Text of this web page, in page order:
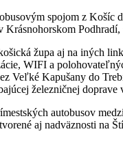
spojom z Košíc
Krásnohorskom
župa aj na iných
WIFI a
Veľké Kapušany do
železničnej doprave
autobusov
aj nadväznosti na